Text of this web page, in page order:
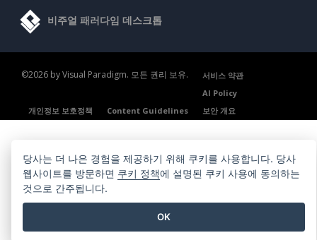
비주얼 패러다임 데스크톱
©2026 by Visual Paradigm. 모든 권리 보유.
서비스 약관
AI Policy
개인정보 보호정책
Content Guidelines 보안 개요
당사는 더 나은 경험을 제공하기 위해 쿠키를 사용합니다. 당사
웹사이트를 방문하면 쿠키 정책에 설명된 쿠키 사용에 동의하는
것으로 간주됩니다.
OK